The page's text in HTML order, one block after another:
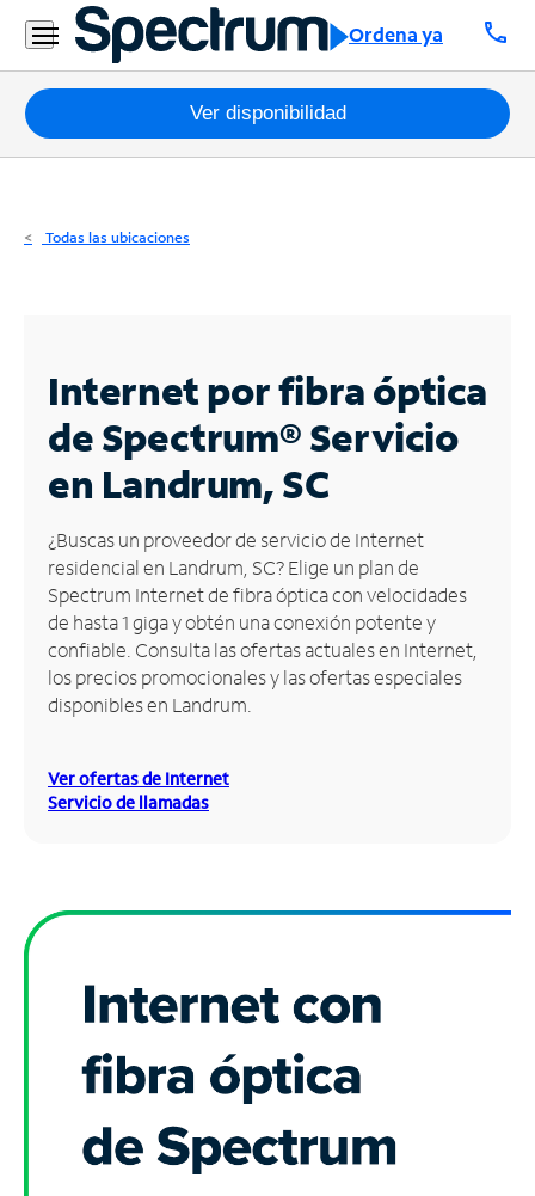
Ordena ya call
Residencial
Business
Paquetes
Internet
Business
Contáctanos
Inglés
Administrar
cuenta
Encuentra
una
tienda
Ver disponibilidad
Todas las ubicaciones
Internet por fibra óptica
de Spectrum®Servicio
en Landrum, SC
¿Buscas un proveedor de servicio de Internet
residencial en Landrum, SC? Elige un plan de
Spectrum Internet de fibra óptica con velocidades
de hasta 1 giga y obtén una conexión potente y
confiable. Consulta las ofertas actuales en Internet,
los precios promocionales y las ofertas especiales
disponibles en Landrum.
Ver ofertas de Internet
Servicio de llamadas